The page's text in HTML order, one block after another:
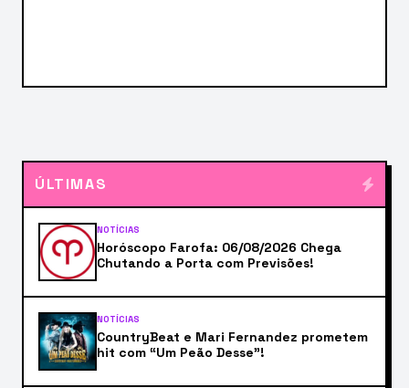
ÚLTIMAS
NOTÍCIAS
Horóscopo Farofa: 06/08/2026 Chega
Chutando a Porta com Previsões!
NOTÍCIAS
CountryBeat e Mari Fernandez prometem
hit com “Um Peão Desse”!